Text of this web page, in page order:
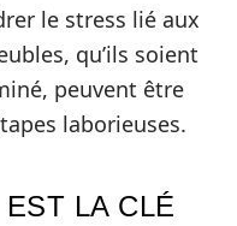
le stress lié aux
qu’ils soient
peuvent être
laborieuses.
LA CLÉ